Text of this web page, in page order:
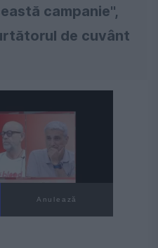
campanie'',
de cuvânt
Anulează